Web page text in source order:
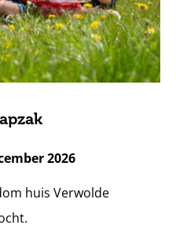
2026
huis Verwolde